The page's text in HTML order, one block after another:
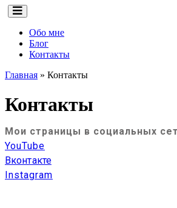
Обо мне
Блог
Контакты
Главная » Контакты
Контакты
Мои страницы в социальных
YouTube
Вконтакте
Instagram